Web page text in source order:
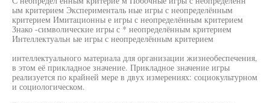
ым критерием Эксперименталь ные игры с неопределённым
критерием Имитационны е игры с неопределённым критерием
Знако -символические игры с * неопределённым критерием
Интеллектуальн ые игры с неопределённым критерием
интеллектуального материала для организации жизнеобеспечения,
в этом её прикладное значение. Прикладное значение игры
реализуется по крайней мере в двух измерениях: социокультурном
и социологическом.